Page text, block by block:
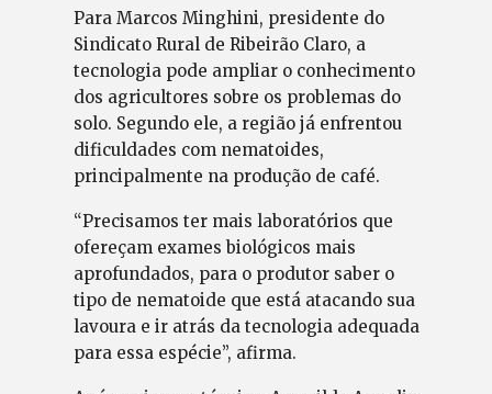
Para Marcos Minghini, presidente do
Sindicato Rural de Ribeirão Claro, a
tecnologia pode ampliar o conhecimento
dos agricultores sobre os problemas do
solo. Segundo ele, a região já enfrentou
dificuldades com nematoides,
principalmente na produção de café.
“Precisamos ter mais laboratórios que
ofereçam exames biológicos mais
aprofundados, para o produtor saber o
tipo de nematoide que está atacando sua
lavoura e ir atrás da tecnologia adequada
para essa espécie”, afirma.